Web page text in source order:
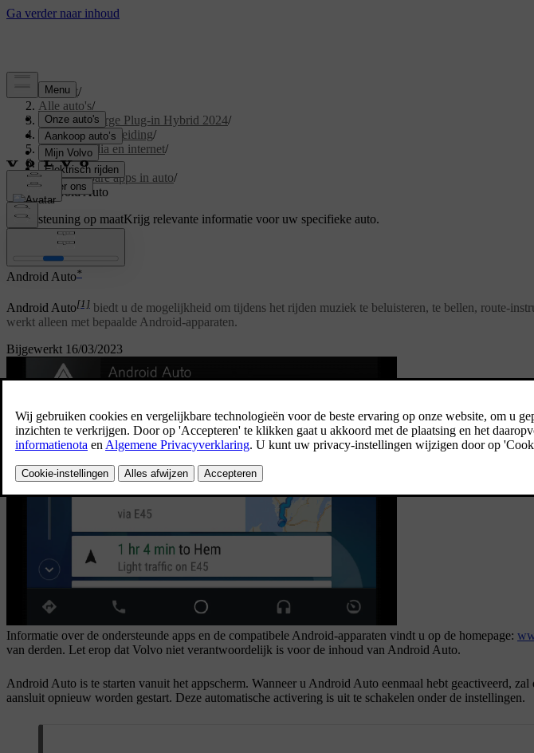
Support/
Alle auto's/
XC40 Recharge Plug-in Hybrid 2024/
Gebruikershandleiding/
Geluid, media en internet/
Apps/
Beschikbare apps in auto/
Android Auto
Ondersteuning op maatKrijg relevante informatie voor uw specifieke auto.
Bijgewerkt 16/03/2023
Android Auto*
Android Auto[1] biedt u de mogelijkheid om tijdens het rijden muziek te beluisteren, te bellen, route-
werkt alleen met bepaalde Android-apparaten.
Informatie over de ondersteunde apps en de compatibele Android-apparaten vindt u op de homepage:
van derden. Let erop dat Volvo niet verantwoordelijk is voor de inhoud van Android Auto.
Android Auto is te starten vanuit het appscherm. Wanneer u Android Auto eenmaal hebt geactiveerd,
aansluit opnieuw worden gestart. Deze automatische activering is uit te schakelen onder de instellingen.